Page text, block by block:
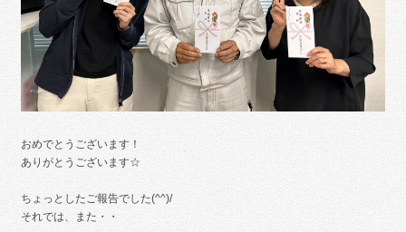
おめでとうございます！
ありがとうございます☆
ちょっとしたご報告でした(^^)/
それでは、また・・